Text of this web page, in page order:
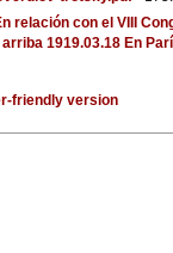
relación con el VIII
arriba 1919.03.18 En
friendly version